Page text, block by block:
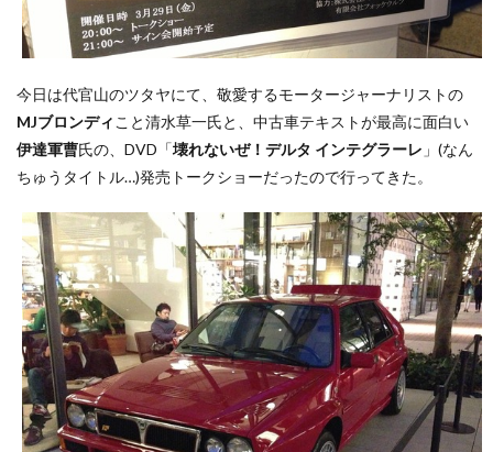
今日は代官山のツタヤにて、敬愛するモータージャーナリストの
MJブロンディ こと清水草一氏と、中古車テキストが最高に面白い
伊達軍曹氏の、DVD「壊れないぜ！デルタ インテグラーレ 」(なん
ちゅうタイトル…)発売トークショーだったので行ってきた。